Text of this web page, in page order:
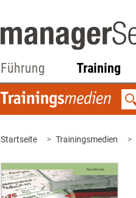
Führung Training
Startseite Trainingsmedien